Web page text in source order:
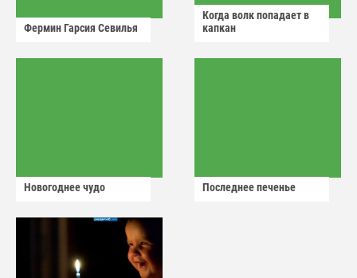
Фермин Гарсия Севилья
Когда волк попадает в
капкан
Новогоднее чудо Последнее печенье